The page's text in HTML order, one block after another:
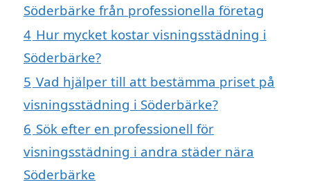
Söderbärke från professionella företag
4 Hur mycket kostar visningsstädning i
Söderbärke?
5 Vad hjälper till att bestämma priset på
visningsstädning i Söderbärke?
6 Sök efter en professionell för
visningsstädning i andra städer nära
Söderbärke